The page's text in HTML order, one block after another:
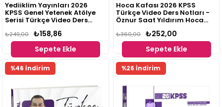
Yediiklim Yayınları 2026
KPSS Genel Yetenek Atölye
Serisi Türkçe Video Ders
₺158,86
₺249,00
Sepete Ekle
Hoca Kafası 2026 KPSS
Türkçe Video Ders Notları -
Öznur Saat Yıldırım Hoca
₺252,00
₺360,00
Sepete Ekle
%46 İndirim %26 İndirim